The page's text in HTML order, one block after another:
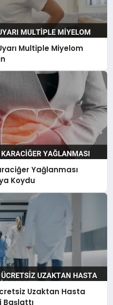
Multiple Miyelom
Yağlanması
Koydu
Uzaktan Hasta
Başlattı